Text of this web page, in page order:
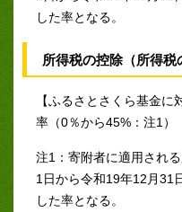
した率となる。
所得税の控除（所得税
【ふるさとさくら基金
率（0％から45%：注1）
注1：寄附者に適用され
1日から令和19年12月31
した率となる。